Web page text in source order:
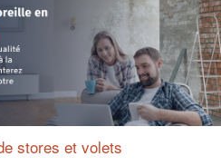
stores et volets